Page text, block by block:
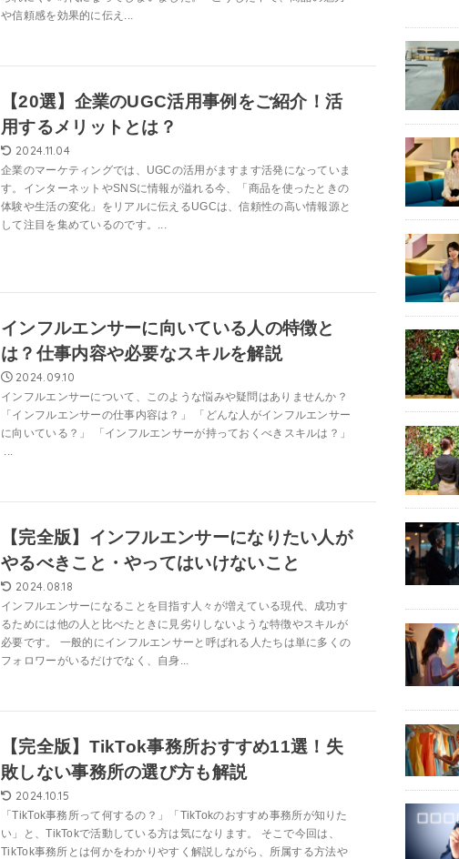
や信頼感を効果的に伝え...
【20選】企業のUGC活用事例をご紹介！活
用するメリットとは？
2024.11.04
企業のマーケティングでは、UGCの活用がますます活発になっていま
す。インターネットやSNSに情報が溢れる今、「商品を使ったときの
体験や生活の変化」をリアルに伝えるUGCは、信頼性の高い情報源と
して注目を集めているのです。...
インフルエンサーに向いている人の特徴と
は？仕事内容や必要なスキルを解説
2024.09.10
インフルエンサーについて、このような悩みや疑問はありませんか？
「インフルエンサーの仕事内容は？」 「どんな人がインフルエンサー
に向いている？」 「インフルエンサーが持っておくべきスキルは？」
【完全版】インフルエンサーになりたい人が
やるべきこと・やってはいけないこと
2024.08.18
インフルエンサーになることを目指す人々が増えている現代、成功す
るためには他の人と比べたときに見劣りしないような特徴やスキルが
必要です。 一般的にインフルエンサーと呼ばれる人たちは単に多くの
フォロワーがいるだけでなく、自身...
【完全版】TikTok事務所おすすめ11選！失
敗しない事務所の選び方も解説
2024.10.15
「TikTok事務所って何するの？」「TikTokのおすすめ事務所が知りた
い」と、TikTokで活動している方は気になります。 そこで今回は、
TikTok事務所とは何かをわかりやすく解説しながら、所属する方法や